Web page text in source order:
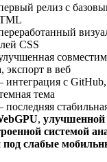
релиз с
CSS
экспорт в веб
с
тема
, улучшенной
системой
под слабые